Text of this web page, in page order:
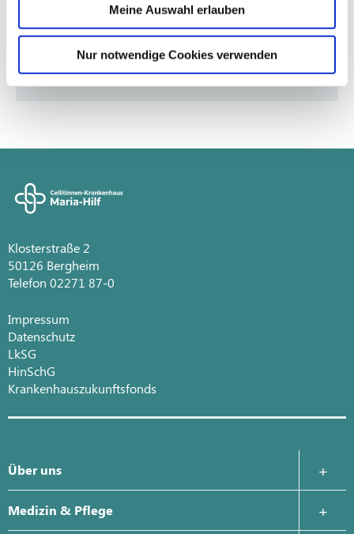
Meine Auswahl erlauben
Nur notwendige Cookies verwenden
Freitag von 08:00 bis 14:00 Uhr
Klosterstraße 2
50126 Bergheim
Telefon 02271 87-0
Impressum
Datenschutz
LkSG
HinSchG
Krankenhauszukunftsfonds
Über uns
Krankenhausleitung
Medizin & Pflege